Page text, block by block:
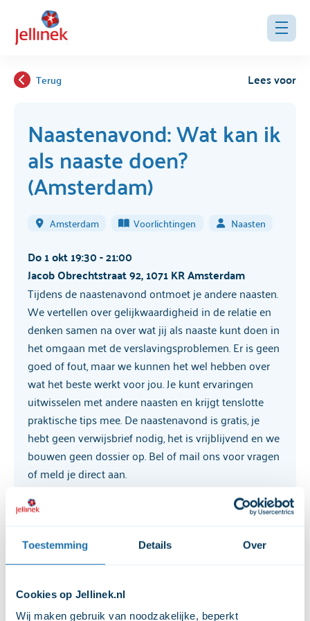
Toestemming Details Over
Cookies op Jellinek.nl
Wij maken gebruik van noodzakelijke, beperkt
Naastenavond: Wat kan ik
als naaste doen?
(Amsterdam)
Amsterdam Voorlichtingen Naasten
Do 1 okt 19:30 - 21:00
Jacob Obrechtstraat 92, 1071 KR Amsterdam
Tijdens de naastenavond ontmoet je andere naasten.
We vertellen over gelijkwaardigheid in de relatie en
denken samen na over wat jij als naaste kunt doen in
het omgaan met de verslavingsproblemen. Er is geen
goed of fout, maar we kunnen het wel hebben over
wat het beste werkt voor jou. Je kunt ervaringen
uitwisselen met andere naasten en krijgt tenslotte
praktische tips mee. De naastenavond is gratis, je
hebt geen verwijsbrief nodig, het is vrijblijvend en we
bouwen geen dossier op. Bel of mail ons voor vragen
of meld je direct aan.
Bel ons: 088 505 1220
Mail ons: sterkernaast@jellinek.nl
Terug Lees voor